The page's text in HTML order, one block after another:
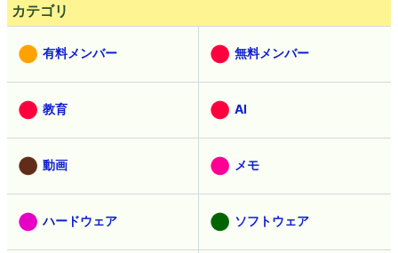
カテゴリ
有料メンバー 無料メンバー
教育 AI
動画 メモ
ハードウェア ソフトウェア